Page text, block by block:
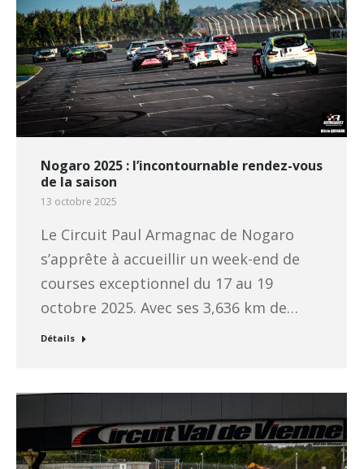
Nogaro 2025 : l’incontournable rendez-vous
de la saison
13 octobre 2025
Le Circuit Paul Armagnac de Nogaro
s’apprête à accueillir un week-end de
courses exceptionnel du 17 au 19
octobre 2025. Avec ses 3,636 km de…
Détails